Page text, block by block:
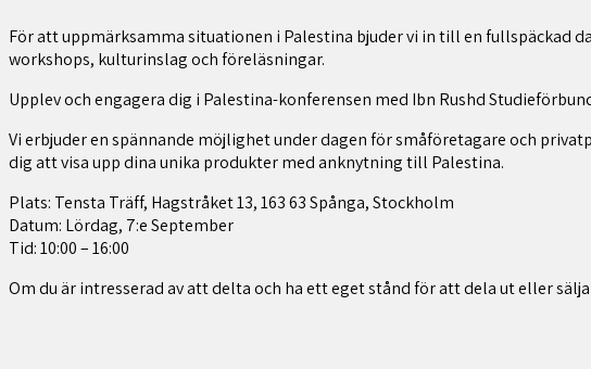
För att uppmärksamma situationen i Palestina bjuder vi in till en fullspäckad
workshops, kulturinslag och föreläsningar.
Upplev och engagera dig i Palestina-konferensen med Ibn Rushd
Vi erbjuder en spännande möjlighet under dagen för småföretagare och
dig att visa upp dina unika produkter med anknytning till Palestina.
Plats: Tensta Träff, Hagstråket 13, 163 63 Spånga, Stockholm
Datum: Lördag, 7:e September
Tid: 10:00 – 16:00
Om du är intresserad av att delta och ha ett eget stånd för att dela ut eller